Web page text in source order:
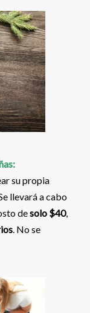
su propia
llevará a cabo
desolo $40,
. No se